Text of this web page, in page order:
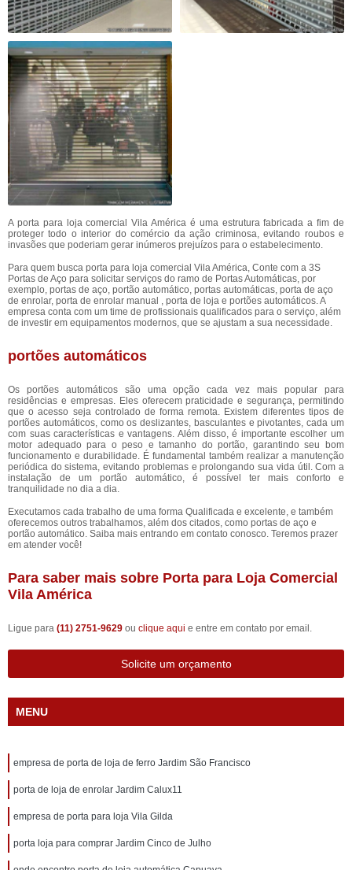
A porta para loja comercial Vila América é uma estrutura fabricada a fim de
proteger todo o interior do comércio da ação criminosa, evitando roubos e
invasões que poderiam gerar inúmeros prejuízos para o estabelecimento.
Para quem busca porta para loja comercial Vila América, Conte com a 3S
Portas de Aço para solicitar serviços do ramo de Portas Automáticas, por
exemplo, portas de aço, portão automático, portas automáticas, porta de aço
de enrolar, porta de enrolar manual , porta de loja e portões automáticos. A
empresa conta com um time de profissionais qualificados para o serviço, além
de investir em equipamentos modernos, que se ajustam a sua necessidade.
portões automáticos
Os portões automáticos são uma opção cada vez mais popular para
residências e empresas. Eles oferecem praticidade e segurança, permitindo
que o acesso seja controlado de forma remota. Existem diferentes tipos de
portões automáticos, como os deslizantes, basculantes e pivotantes, cada um
com suas características e vantagens. Além disso, é importante escolher um
motor adequado para o peso e tamanho do portão, garantindo seu bom
funcionamento e durabilidade. É fundamental também realizar a manutenção
periódica do sistema, evitando problemas e prolongando sua vida útil. Com a
instalação de um portão automático, é possível ter mais conforto e
tranquilidade no dia a dia.
Executamos cada trabalho de uma forma Qualificada e excelente, e também
oferecemos outros trabalhamos, além dos citados, como portas de aço e
portão automático. Saiba mais entrando em contato conosco. Teremos prazer
em atender você!
Para saber mais sobre Porta para Loja Comercial
Vila América
Ligue para (11) 2751-9629 ou clique aqui e entre em contato por email.
Solicite um orçamento
MENU
empresa de porta de loja de ferro Jardim São Francisco
porta de loja de enrolar Jardim Calux11
empresa de porta para loja Vila Gilda
porta loja para comprar Jardim Cinco de Julho